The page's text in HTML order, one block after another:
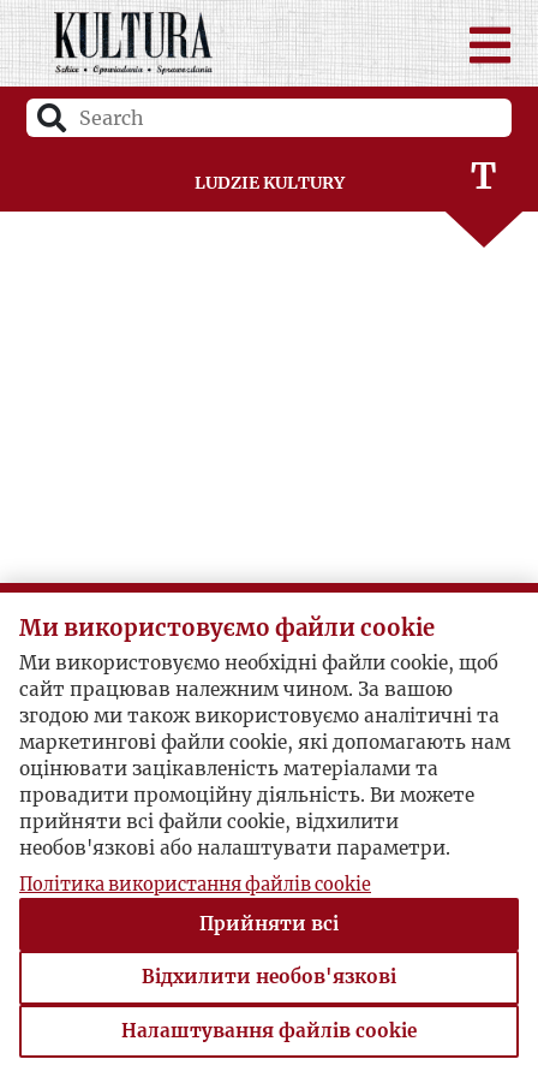
Ludzie Kultury
S
Ś
T
U
Ми використовуємо файли cookie
Ми використовуємо необхідні файли cookie, щоб
сайт працював належним чином. За вашою
згодою ми також використовуємо аналітичні та
маркетингові файли cookie, які допомагають нам
оцінювати зацікавленість матеріалами та
провадити промоційну діяльність. Ви можете
прийняти всі файли cookie, відхилити
необов'язкові або налаштувати параметри.
Політика використання файлів cookie
Прийняти всі
Відхилити необов'язкові
Налаштування файлів cookie
Налаштування файлів cookie